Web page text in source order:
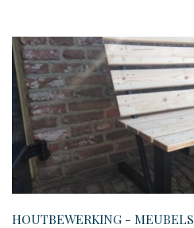
HOUTBEWERKING - MEUBELS